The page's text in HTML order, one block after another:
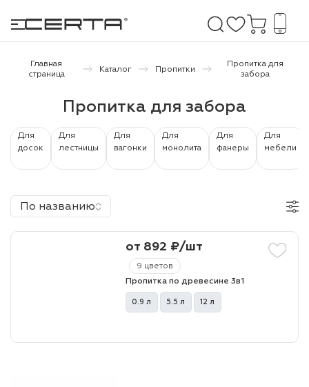
покрытия
и дачи
бетону,
и эмали
Главная
страница
Каталог Пропитки
Пропитка для
забора
Пропитка для забора
Для
досок
Для
лестницы
Для
вагонки
Для
монолита
Для
фанеры
Для
мебели
По названию
9 цветов
от 892 ₽/шт
Пропитка по древесине 3в1
0.9 л 5.5 л 12 л